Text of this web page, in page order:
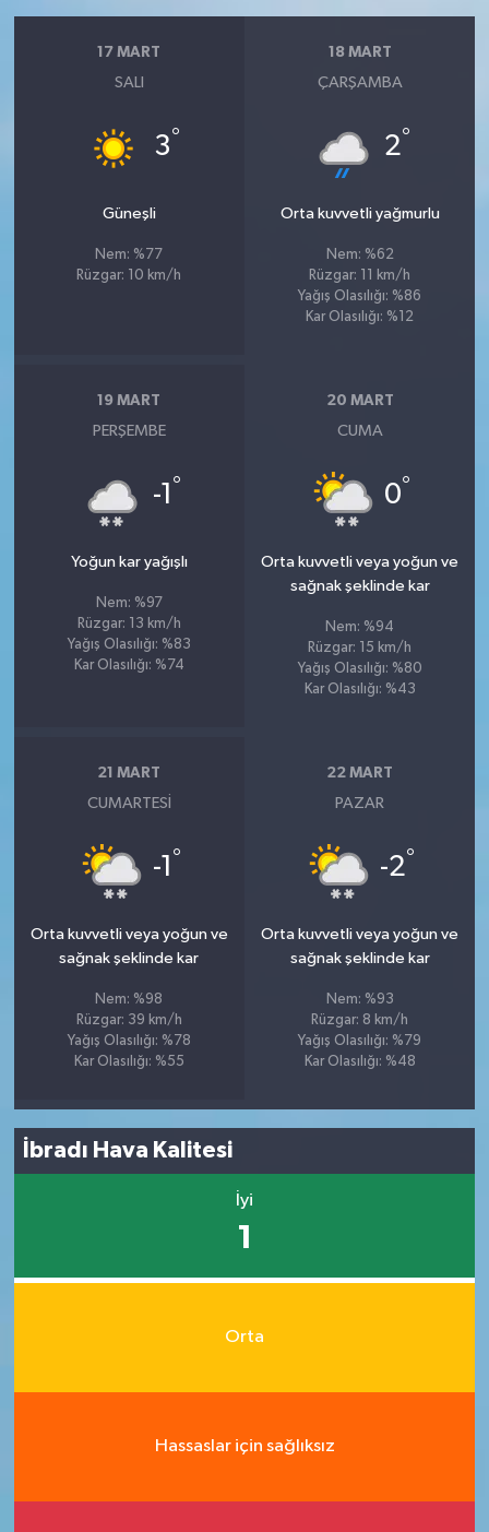
17 MART
SALI
3°
Güneşli
Nem: %77
Rüzgar: 10 km/h
18 MART
ÇARŞAMBA
2°
Orta kuvvetli yağmurlu
Nem: %62
Rüzgar: 11 km/h
Yağış Olasılığı: %86
Kar Olasılığı: %12
19 MART
PERŞEMBE
-1 °
Yoğun kar yağışlı
Nem: %97
Rüzgar: 13 km/h
Yağış Olasılığı: %83
Kar Olasılığı: %74
20 MART
CUMA
0°
Orta kuvvetli veya yoğun ve
sağnak şeklinde kar
Nem: %94
Rüzgar: 15 km/h
Yağış Olasılığı: %80
Kar Olasılığı: %43
21 MART
CUMARTESI
-1 °
Orta kuvvetli veya yoğun ve
sağnak şeklinde kar
Nem: %98
Rüzgar: 39 km/h
Yağış Olasılığı: %78
Kar Olasılığı: %55
22 MART
PAZAR
-2°
Orta kuvvetli veya yoğun ve
sağnak şeklinde kar
Nem: %93
Rüzgar: 8 km/h
Yağış Olasılığı: %79
Kar Olasılığı: %48
İbradı Hava Kalitesi
İyi
1
Orta
Hassaslar için sağlıksız